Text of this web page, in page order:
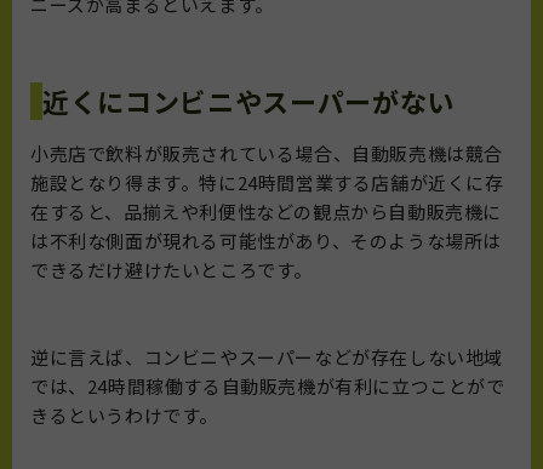
近くにコンビニやスーパーがない
小売店で飲料が販売されている場合、自動販売機は競合
施設となり得ます。特に24時間営業する店舗が近くに存
在すると、品揃えや利便性などの観点から自動販売機に
は不利な側面が現れる可能性があり、そのような場所は
できるだけ避けたいところです。
逆に言えば、コンビニやスーパーなどが存在しない地域
では、24時間稼働する自動販売機が有利に立つことがで
きるというわけです。